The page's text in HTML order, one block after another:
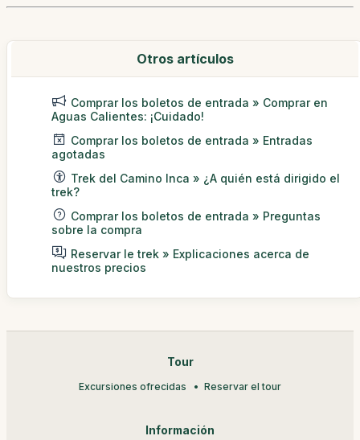
Otros artículos
Comprar los boletos de entrada » Comprar en
Aguas Calientes: ¡Cuidado!
Comprar los boletos de entrada » Entradas
agotadas
Trek del Camino Inca » ¿A quién está dirigido el
trek?
Comprar los boletos de entrada » Preguntas
sobre la compra
Reservar le trek » Explicaciones acerca de
nuestros precios
Tour
Excursiones ofrecidas Reservar el tour
Información